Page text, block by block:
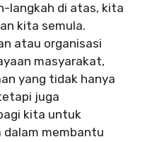
langkah di atas, kita
kita semula.
atau organisasi
masyarakat,
yang tidak hanya
juga
kita untuk
membantu